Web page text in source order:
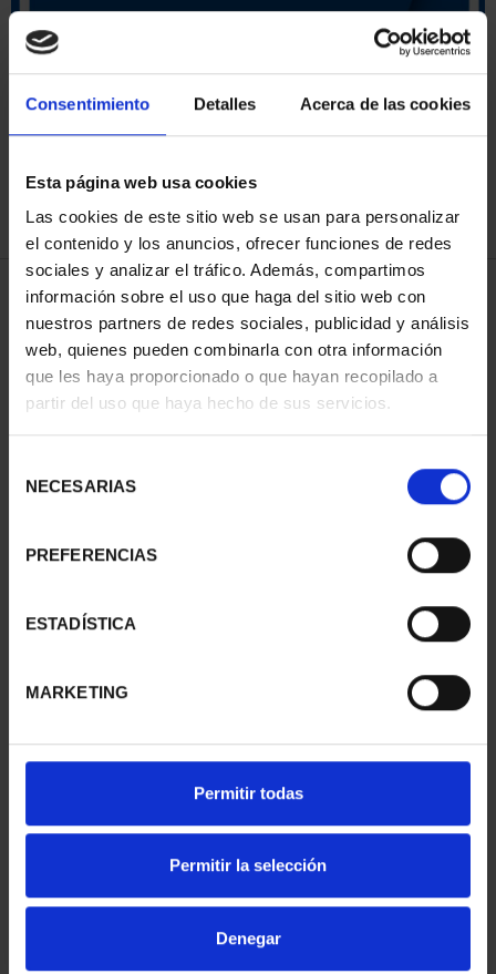
Consentimiento Detalles Acerca de las cookies
Esta página web usa cookies
Las cookies de este sitio web se usan para personalizar
el contenido y los anuncios, ofrecer funciones de redes
sociales y analizar el tráfico. Además, compartimos
información sobre el uso que haga del sitio web con
nuestros partners de redes sociales, publicidad y análisis
web, quienes pueden combinarla con otra información
que les haya proporcionado o que hayan recopilado a
partir del uso que haya hecho de sus servicios.
NECESARIAS
PREFERENCIAS
ESTADÍSTICA
MARKETING
Permitir todas
Permitir la selección
Denegar
ORDENAR POR:
3 Productos encontrados
- ALICANTE
73,00 €
- CASTELLON DE LA ...